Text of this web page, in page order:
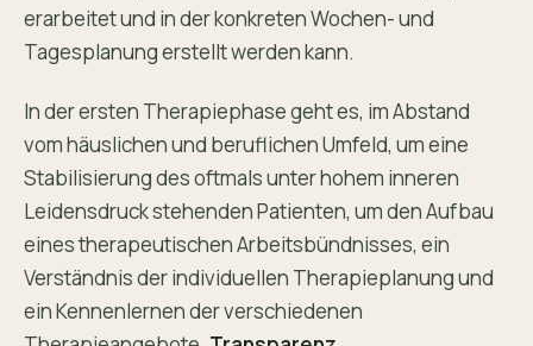
erarbeitet und in der konkreten Wochen- und
Tagesplanung erstellt werden kann.
In der ersten Therapiephase geht es, im Abstand
vom häuslichen und beruflichen Umfeld, um eine
Stabilisierung des oftmals unter hohem inneren
Leidensdruck stehenden Patienten, um den Aufbau
eines therapeutischen Arbeitsbündnisses, ein
Verständnis der individuellen Therapieplanung und
ein Kennenlernen der verschiedenen